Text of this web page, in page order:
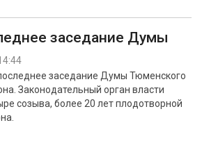
заседание Думы
заседание Думы Тюменского
Законодательный орган власти
созыва, более 20 лет плодотворной